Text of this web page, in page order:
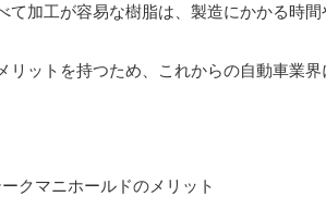
て加工が容易な樹脂は、製造にかかる時間
ットを持つため、これからの自動車業